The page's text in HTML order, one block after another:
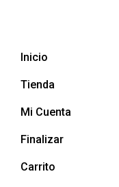
Inicio
Tienda
Mi Cuenta
Finalizar
Carrito